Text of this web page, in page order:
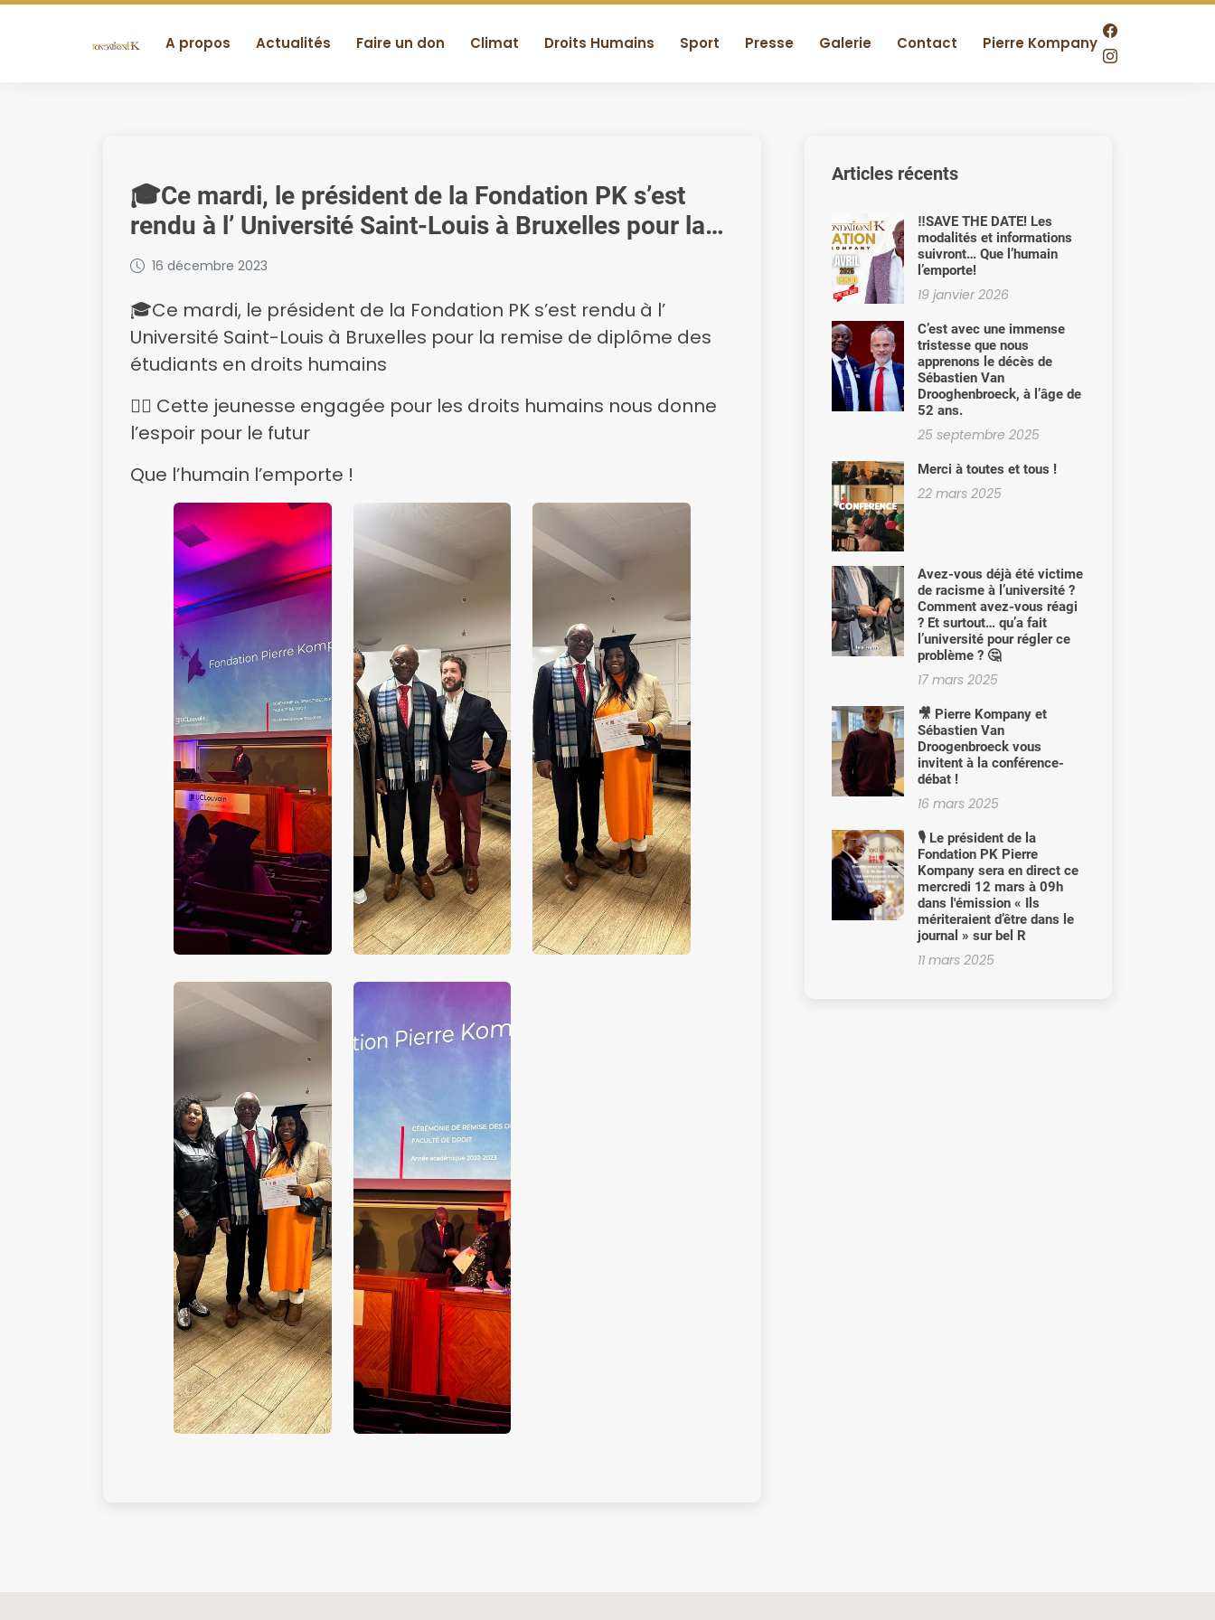
A propos Actualités Faire un don Climat Droits Humains Sport Presse Galerie Contact Pierre Kompany
🎓Ce mardi, le président de la Fondation PK s’est
rendu à l’ Université Saint-Louis à Bruxelles pour la
remise de diplôme des étudiants en droits humains
16 décembre 2023
🎓Ce mardi, le président de la Fondation PK s’est rendu à l’
Université Saint-Louis à Bruxelles pour la remise de diplôme des
étudiants en droits humains
✍🏿 Cette jeunesse engagée pour les droits humains nous donne
l’espoir pour le futur
Que l’humain l’emporte !
Articles récents
‼️SAVE THE DATE! Les
modalités et informations
suivront… Que l’humain
l’emporte!
19 janvier 2026
C’est avec une immense
tristesse que nous
apprenons le décès de
Sébastien Van
Drooghenbroeck, à l’âge de
52 ans.
25 septembre 2025
Merci à toutes et tous !
22 mars 2025
Avez-vous déjà été victime
de racisme à l’université ?
Comment avez-vous réagi
? Et surtout… qu’a fait
l’université pour régler ce
problème ? 🤔
17 mars 2025
🎥 Pierre Kompany et
Sébastien Van
Droogenbroeck vous
invitent à la conférence-
débat !
16 mars 2025
🎙️ Le président de la
Fondation PK Pierre
Kompany sera en direct ce
mercredi 12 mars à 09h
dans l'émission « Ils
mériteraient d’être dans le
journal » sur bel R
11 mars 2025